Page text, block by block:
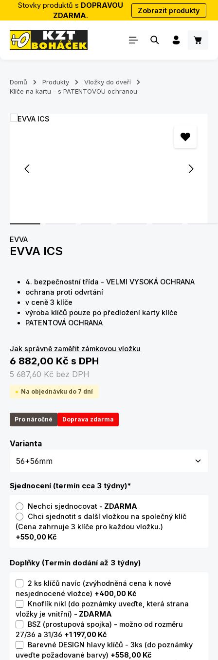
Přejít na hlavní obsah
Stovky produktů s DOPRAVOU
ZDARMA.
Zobrazit produkty
Domů Produkty
Vložky do dveří
Klíče na kartu - s PATENTOVOU ochranou
Přeskočit galerii obrázků
EVVA
EVVA ICS
4. bezpečnostní třída - VELMI VYSOKÁ OCHRANA
ochrana proti odvrtání
v ceně 3 klíče
výroba klíčů pouze po předložení karty klíče
PATENTOVÁ OCHRANA
Jak správně zaměřit zámkovou vložku
6 882,00 Kč s DPH
5 687,60 Kč bez DPH
Na objednávku do 7 dní
Pro náročné Doprava zdarma
VariantaZvolte variantu
Sjednocení (termín cca 3 týdny)*
Nechci sjednocovat - ZDARMA
Chci sjednotit s další vložkou na společný klíč
(Cena zahrnuje 3 klíče pro každou vložku.)
+550,00 Kč
Doplňky (Termín dodání až 3 týdny)
2 ks klíčů navíc (zvýhodněná cena k nové
nesjednocené vložce) +400,00 Kč
Knoflík nikl (do poznámky uveďte, která strana
vložky je vnitřní) - ZDARMA
BSZ (prostupová spojka) - možno od rozměru
27/36 a 31/36 +1 197,00 Kč
Barevné DESIGN hlavy klíčů - 3ks (do poznámky
uveďte požadované barvy) +558,00 Kč